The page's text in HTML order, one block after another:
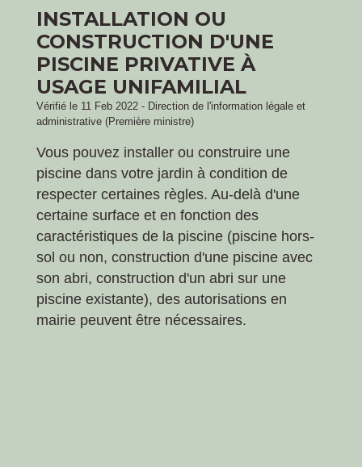
INSTALLATION OU
CONSTRUCTION D'UNE
PISCINE PRIVATIVE À
USAGE UNIFAMILIAL
Vérifié le 11 Feb 2022 - Direction de l'information légale et
administrative (Première ministre)
Vous pouvez installer ou construire une
piscine dans votre jardin à condition de
respecter certaines règles. Au-delà d'une
certaine surface et en fonction des
caractéristiques de la piscine (piscine hors-
sol ou non, construction d'une piscine avec
son abri, construction d'un abri sur une
piscine existante), des autorisations en
mairie peuvent être nécessaires.